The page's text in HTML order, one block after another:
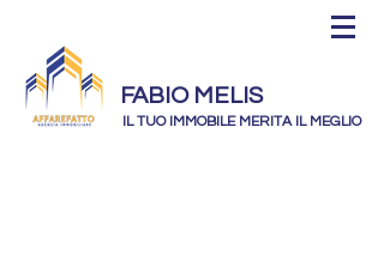
FABIO MELIS
IL TUO IMMOBILE MERITA IL MEGLIO